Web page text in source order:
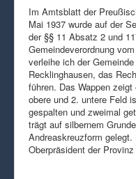
Im Amtsblatt der
Mai 1937 wurde auf der
der §§ 11 Absatz 2 und
Gemeindeverordnung
verleihe ich der
Recklinghausen, das
führen. Das Wappen
obere und 2. untere Feld
gespalten und zweimal
trägt auf silbernem
Andreaskreuzform
Oberpräsident der